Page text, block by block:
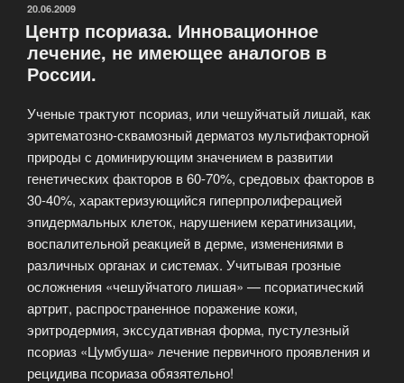
лазерная
шлифовка,
родинок
лазером»
ОПУБЛИКОВАНО
20.06.2009
Центр псориаза. Инновационное
лечение, не имеющее аналогов в
России.
Ученые трактуют псориаз, или чешуйчатый лишай, как
эритематозно-сквамозный дерматоз мультифакторной
природы с доминирующим значением в развитии
генетических факторов в 60-70%, средовых факторов в
30-40%, характеризующийся гиперпролиферацией
эпидермальных клеток, нарушением кератинизации,
воспалительной реакцией в дерме, изменениями в
различных органах и системах. Учитывая грозные
осложнения «чешуйчатого лишая» — псориатический
артрит, распространенное поражение кожи,
эритродермия, экссудативная форма, пустулезный
псориаз «Цумбуша» лечение первичного проявления и
рецидива псориаза обязятельно!